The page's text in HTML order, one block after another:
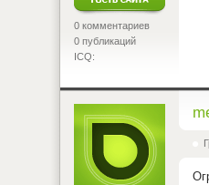
0 комментариев
0 публикаций
ICQ: